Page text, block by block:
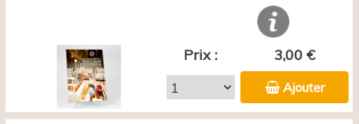
Prix : 3,00 €
Ajouter